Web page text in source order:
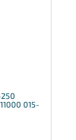
015-